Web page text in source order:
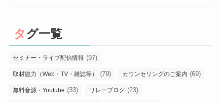
タグ一覧
セミナー・ライブ配信情報 (97)
取材協力（Web・TV・雑誌等） (79) カウンセリングのご案内 (69)
無料音源・Youtube (33) リレーブログ (23)